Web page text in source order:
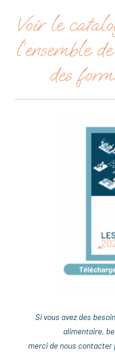
Voir le
l’ensemble
des
Si vous avez des
alimentaire,
merci de nous